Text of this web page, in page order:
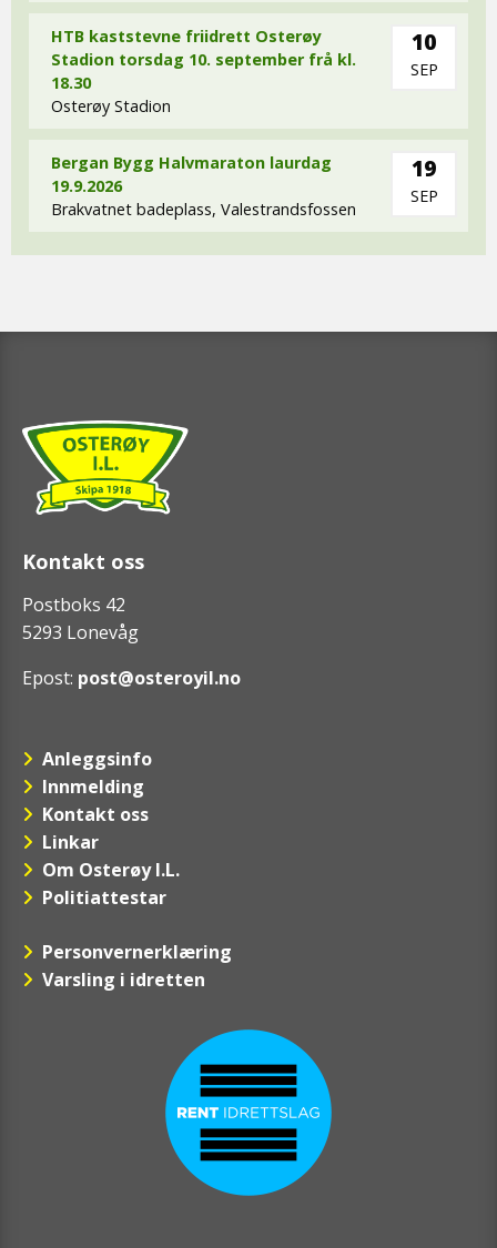
HTB kaststevne friidrett Osterøy
Stadion torsdag 10. september frå kl.
18.30
Osterøy Stadion
10
SEP
Bergan Bygg Halvmaraton laurdag
19.9.2026
Brakvatnet badeplass, Valestrandsfossen
19
SEP
Kontakt oss
Postboks 42
5293 Lonevåg
Epost: post@osteroyil.no
Anleggsinfo
Innmelding
Kontakt oss
Linkar
Om Osterøy I.L.
Politiattestar
Personvernerklæring
Varsling i idretten